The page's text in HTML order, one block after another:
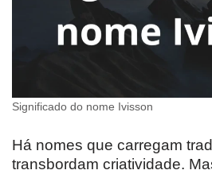
Significado do nome Ivisson
Há nomes que carregam
transbordam criatividade.